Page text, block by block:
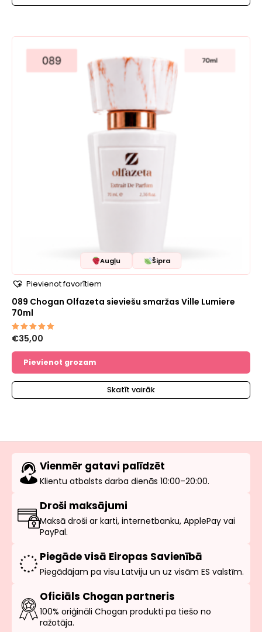
Augļu Šipra
Pievienot favorītiem
089 Chogan Olfazeta sieviešu smaržas Ville Lumiere
70ml
Novērtēts
ar
5.00
€35,00
Pievienot grozam
Skatīt vairāk
Vienmēr gatavi palīdzēt
Klientu atbalsts darba dienās 10:00–20:00.
Droši maksājumi
Maksā droši ar karti, internetbanku, ApplePay vai
PayPal.
Piegāde visā Eiropas Savienībā
Piegādājam pa visu Latviju un uz visām ES valstīm.
Oficiāls Chogan partneris
100% oriģināli Chogan produkti pa tiešo no
ražotāja.